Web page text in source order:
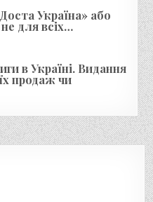
Україна» або
для всіх…
в Україні. Видання
продаж чи